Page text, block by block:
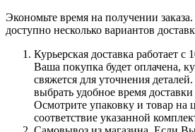
Экономьте время на получении
доступно несколько вариантов
Курьерская доставка работает с
Ваша покупка будет оплачена,
свяжется для уточнения
выбрать удобное время
Осмотрите упаковку и товар на
соответствие указанной